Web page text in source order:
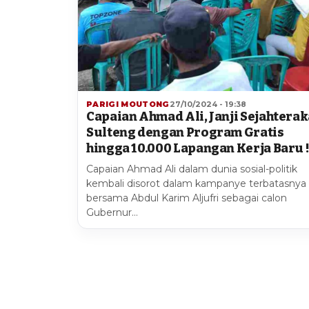
PARIGI MOUTONG 27/10/2024 - 19:38
Capaian Ahmad Ali, Janji
Sulteng dengan Program Gratis
hingga 10.000 Lapangan Kerja Baru !
Capaian Ahmad Ali dalam dunia sosial-politik
kembali disorot dalam kampanye terbatasnya
bersama Abdul Karim Aljufri sebagai calon
Gubernur…